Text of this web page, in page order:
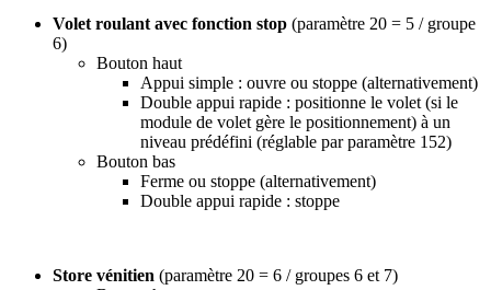
Volet roulant avec fonction stop (paramètre 20 = 5 / groupe
6)
Bouton haut
Appui simple : ouvre ou stoppe (alternativement)
Double appui rapide : positionne le volet (si le
module de volet gère le positionnement) à un
niveau prédéfini (réglable par paramètre 152)
Bouton bas
Ferme ou stoppe (alternativement)
Double appui rapide : stoppe
Store vénitien (paramètre 20 = 6 / groupes 6 et 7)